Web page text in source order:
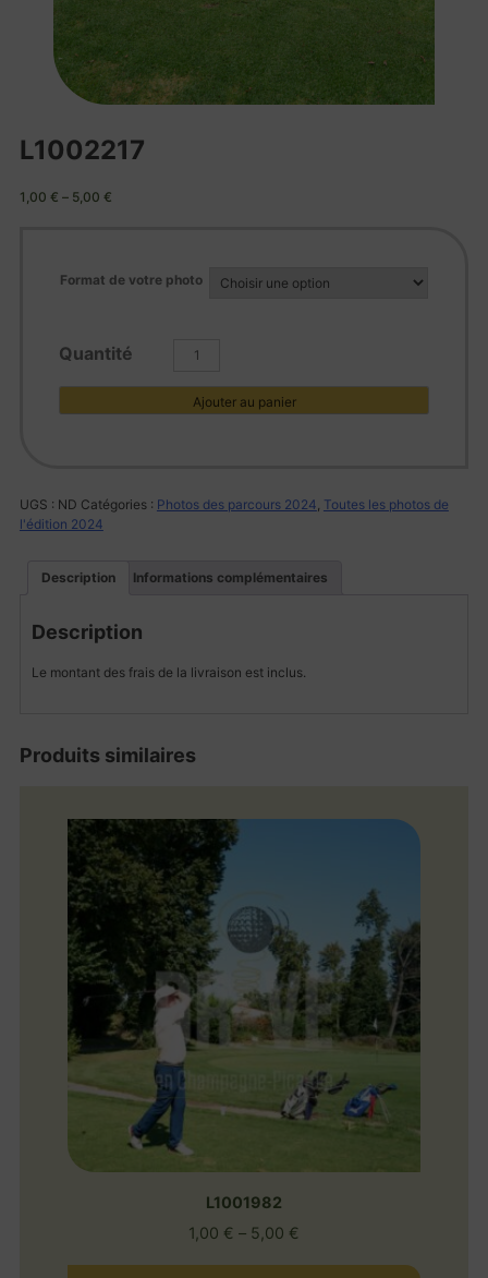
L1002217
1,00 € – 5,00 €
Format de votre photo
quantité
L1002217
Ajouter au panier
UGS : ND Catégories : Photos des parcours 2024 Toutes les photos de
l'édition 2024
Description Informations complémentaires
Description
Le montant des frais de la livraison est inclus.
Produits similaires
L1001982
1,00 € – 5,00 €